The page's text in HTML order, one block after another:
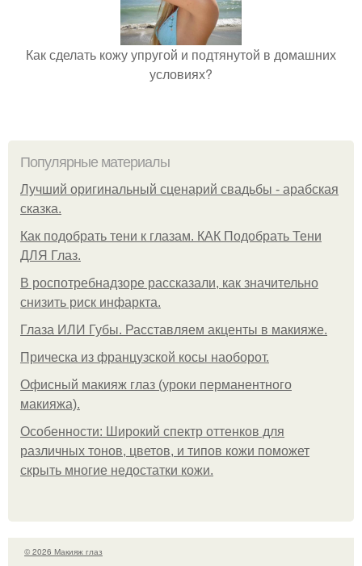
Как сделать кожу упругой и подтянутой в домашних
условиях?
Популярные материалы
Лучший оригинальный сценарий свадьбы - арабская
сказка.
Как подобрать тени к глазам. КАК Подобрать Тени
ДЛЯ Глаз.
В роспотребнадзоре рассказали, как значительно
снизить риск инфаркта.
Глаза ИЛИ Губы. Расставляем акценты в макияже.
Прическа из французской косы наоборот.
Офисный макияж глаз (уроки перманентного
макияжа).
Особенности: Широкий спектр оттенков для
различных тонов, цветов, и типов кожи поможет
скрыть многие недостатки кожи.
© 2026 Макияж глаз